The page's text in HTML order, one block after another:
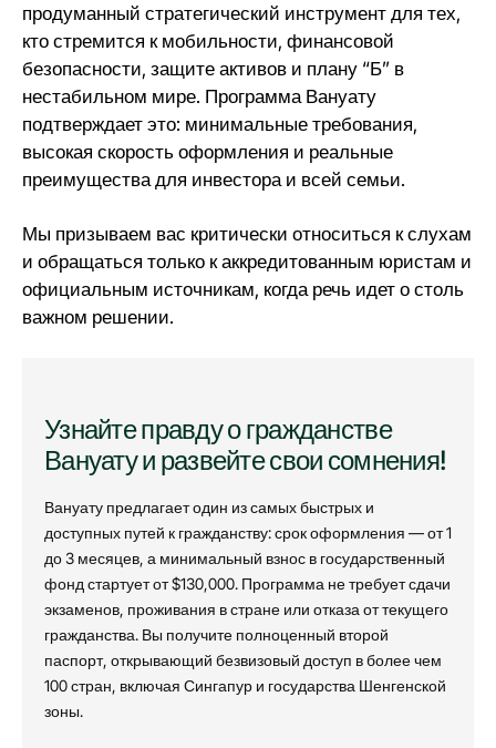
продуманный стратегический инструмент для тех,
кто стремится к мобильности, финансовой
безопасности, защите активов и плану “Б” в
нестабильном мире. Программа Вануату
подтверждает это: минимальные требования,
высокая скорость оформления и реальные
преимущества для инвестора и всей семьи.
Мы призываем вас критически относиться к слухам
и обращаться только к аккредитованным юристам и
официальным источникам, когда речь идет о столь
важном решении.
Узнайте правду о гражданстве
Вануату и развейте свои сомнения!
Вануату предлагает один из самых быстрых и
доступных путей к гражданству: срок оформления — от 1
до 3 месяцев, а минимальный взнос в государственный
фонд стартует от $130,000. Программа не требует сдачи
экзаменов, проживания в стране или отказа от текущего
гражданства. Вы получите полноценный второй
паспорт, открывающий безвизовый доступ в более чем
100 стран, включая Сингапур и государства Шенгенской
зоны.